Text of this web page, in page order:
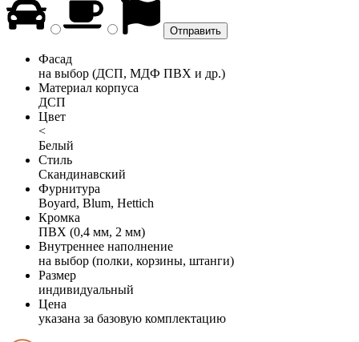
Фасад
на выбор (ДСП, МДФ ПВХ и др.)
Материал корпуса
ДСП
Цвет
<
Белый
Стиль
Скандинавский
Фурнитура
Boyard, Blum, Hettich
Кромка
ПВХ (0,4 мм, 2 мм)
Внутреннее наполнение
на выбор (полки, корзины, штанги)
Размер
индивидуальный
Цена
указана за базовую комплектацию